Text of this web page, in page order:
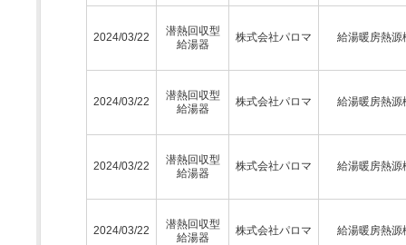
2024/03/22
潜熱回収型
給湯器
株式会社パロマ 給湯暖房熱源
2024/03/22
潜熱回収型
給湯器
株式会社パロマ 給湯暖房熱源
2024/03/22
潜熱回収型
給湯器
株式会社パロマ 給湯暖房熱源
2024/03/22
潜熱回収型
給湯器
株式会社パロマ 給湯暖房熱源